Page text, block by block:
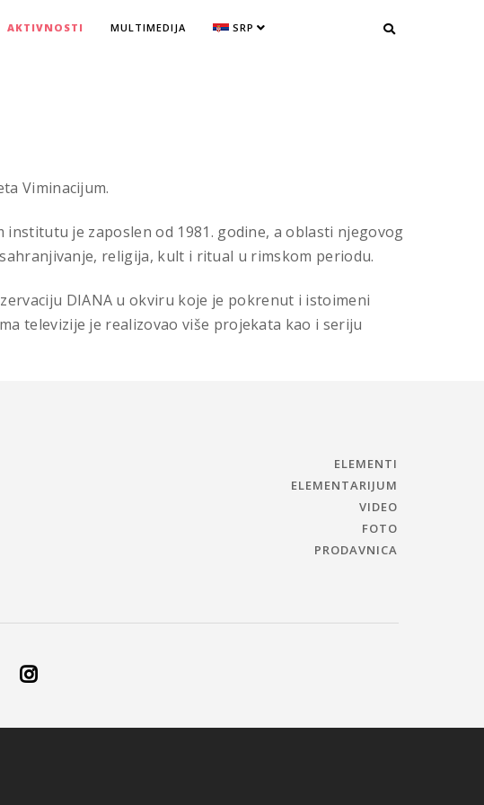
AKTIVNOSTI MULTIMEDIJA SRP
Viminacijum.
je zaposlen od 1981. godine, a oblasti njegovog
religija, kult i ritual u rimskom periodu.
DIANA u okviru koje je pokrenut i istoimeni
televizije je realizovao više projekata kao i seriju
ELEMENTI
ELEMENTARIJUM
VIDEO
FOTO
PRODAVNICA